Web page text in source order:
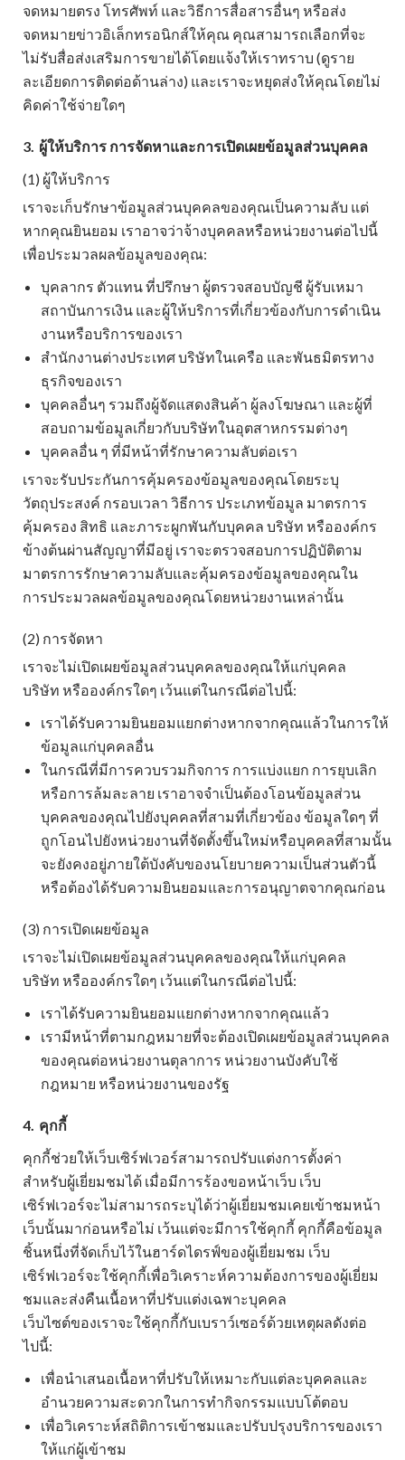
จดหมายตรง โทรศัพท์ และวิธีการสื่อสารอื่นๆ หรือส่ง
จดหมายข่าวอิเล็กทรอนิกส์ให้คุณ คุณสามารถเลือกที่จะ
ไม่รับสื่อส่งเสริมการขายได้โดยแจ้งให้เราทราบ (ดูราย
ละเอียดการติดต่อด้านล่าง) และเราจะหยุดส่งให้คุณโดยไม่
คิดค่าใช้จ่ายใดๆ
3. ผู้ให้บริการ การจัดหาและการเปิดเผยข้อมูลส่วนบุคคล
(1) ผู้ให้บริการ
เราจะเก็บรักษาข้อมูลส่วนบุคคลของคุณเป็นความลับ แต่
หากคุณยินยอม เราอาจว่าจ้างบุคคลหรือหน่วยงานต่อไปนี้
เพื่อประมวลผลข้อมูลของคุณ:
บุคลากร ตัวแทน ที่ปรึกษา ผู้ตรวจสอบบัญชี ผู้รับเหมา
สถาบันการเงิน และผู้ให้บริการที่เกี่ยวข้องกับการดำเนิน
งานหรือบริการของเรา
สำนักงานต่างประเทศ บริษัทในเครือ และพันธมิตรทาง
ธุรกิจของเรา
บุคคลอื่นๆ รวมถึงผู้จัดแสดงสินค้า ผู้ลงโฆษณา และผู้ที่
สอบถามข้อมูลเกี่ยวกับบริษัทในอุตสาหกรรมต่างๆ
บุคคลอื่น ๆ ที่มีหน้าที่รักษาความลับต่อเรา
เราจะรับประกันการคุ้มครองข้อมูลของคุณโดยระบุ
วัตถุประสงค์ กรอบเวลา วิธีการ ประเภทข้อมูล มาตรการ
คุ้มครอง สิทธิ และภาระผูกพันกับบุคคล บริษัท หรือองค์กร
ข้างต้นผ่านสัญญาที่มีอยู่ เราจะตรวจสอบการปฏิบัติตาม
มาตรการรักษาความลับและคุ้มครองข้อมูลของคุณใน
การประมวลผลข้อมูลของคุณโดยหน่วยงานเหล่านั้น
(2) การจัดหา
เราจะไม่เปิดเผยข้อมูลส่วนบุคคลของคุณให้แก่บุคคล
บริษัท หรือองค์กรใดๆ เว้นแต่ในกรณีต่อไปนี้:
เราได้รับความยินยอมแยกต่างหากจากคุณแล้วในการให้
ข้อมูลแก่บุคคลอื่น
ในกรณีที่มีการควบรวมกิจการ การแบ่งแยก การยุบเลิก
หรือการล้มละลาย เราอาจจำเป็นต้องโอนข้อมูลส่วน
บุคคลของคุณไปยังบุคคลที่สามที่เกี่ยวข้อง ข้อมูลใดๆ ที่
ถูกโอนไปยังหน่วยงานที่จัดตั้งขึ้นใหม่หรือบุคคลที่สามนั้น
จะยังคงอยู่ภายใต้บังคับของนโยบายความเป็นส่วนตัวนี้
หรือต้องได้รับความยินยอมและการอนุญาตจากคุณก่อน
(3) การเปิดเผยข้อมูล
เราจะไม่เปิดเผยข้อมูลส่วนบุคคลของคุณให้แก่บุคคล
บริษัท หรือองค์กรใดๆ เว้นแต่ในกรณีต่อไปนี้:
เราได้รับความยินยอมแยกต่างหากจากคุณแล้ว
เรามีหน้าที่ตามกฎหมายที่จะต้องเปิดเผยข้อมูลส่วนบุคคล
ของคุณต่อหน่วยงานตุลาการ หน่วยงานบังคับใช้
กฎหมาย หรือหน่วยงานของรัฐ
4. คุกกี้
คุกกี้ช่วยให้เว็บเซิร์ฟเวอร์สามารถปรับแต่งการตั้งค่า
สำหรับผู้เยี่ยมชมได้ เมื่อมีการร้องขอหน้าเว็บ เว็บ
เซิร์ฟเวอร์จะไม่สามารถระบุได้ว่าผู้เยี่ยมชมเคยเข้าชมหน้า
เว็บนั้นมาก่อนหรือไม่ เว้นแต่จะมีการใช้คุกกี้ คุกกี้คือข้อมูล
ชิ้นหนึ่งที่จัดเก็บไว้ในฮาร์ดไดรฟ์ของผู้เยี่ยมชม เว็บ
เซิร์ฟเวอร์จะใช้คุกกี้เพื่อวิเคราะห์ความต้องการของผู้เยี่ยม
ชมและส่งคืนเนื้อหาที่ปรับแต่งเฉพาะบุคคล
เว็บไซต์ของเราจะใช้คุกกี้กับเบราว์เซอร์ด้วยเหตุผลดังต่อ
ไปนี้:
เพื่อนำเสนอเนื้อหาที่ปรับให้เหมาะกับแต่ละบุคคลและ
อำนวยความสะดวกในการทำกิจกรรมแบบโต้ตอบ
เพื่อวิเคราะห์สถิติการเข้าชมและปรับปรุงบริการของเรา
ให้แก่ผู้เข้าชม